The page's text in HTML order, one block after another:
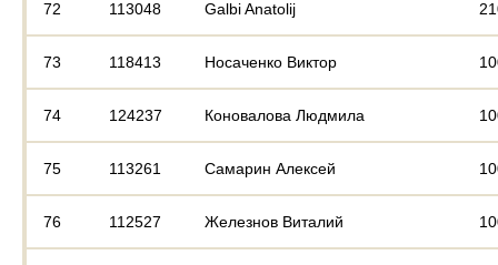
72 113048 Galbi Anatolij
73 118413 Носаченко Виктор
74 124237 Коновалова Людмила
75 113261 Самарин Алексей
76 112527 Железнов Виталий